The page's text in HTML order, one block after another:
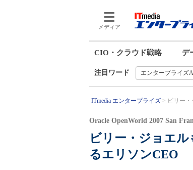
メディア
CIO・クラウド戦略 デ
注目ワード エンタープライズ
ITmedia エンタープライズ ビリー
ビリー・ジョエ
るエリソンCEO
Oracle OpenWorld 2007 San